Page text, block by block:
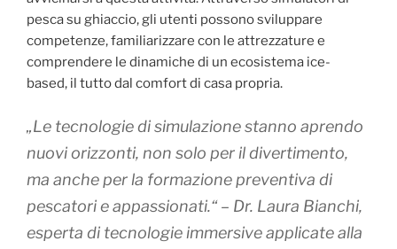
pesca su ghiaccio, gli utenti possono sviluppare
competenze, familiarizzare con le attrezzature e
comprendere le dinamiche di un ecosistema ice-
based, il tutto dal comfort di casa propria.
„Le tecnologie di simulazione stanno aprendo
nuovi orizzonti, non solo per il divertimento,
ma anche per la formazione preventiva di
pescatori e appassionati.“ – Dr. Laura Bianchi,
esperta di tecnologie immersive applicate alla